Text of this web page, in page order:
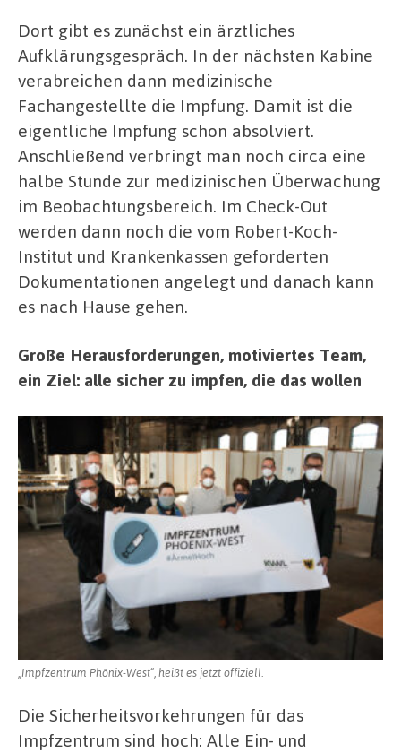
Dort gibt es zunächst ein ärztliches
Aufklärungsgespräch. In der nächsten Kabine
verabreichen dann medizinische
Fachangestellte die Impfung. Damit ist die
eigentliche Impfung schon absolviert.
Anschließend verbringt man noch circa eine
halbe Stunde zur medizinischen Überwachung
im Beobachtungsbereich. Im Check-Out
werden dann noch die vom Robert-Koch-
Institut und Krankenkassen geforderten
Dokumentationen angelegt und danach kann
es nach Hause gehen.
Große Herausforderungen, motiviertes Team,
ein Ziel: alle sicher zu impfen, die das wollen
„Impfzentrum Phönix-West“, heißt es jetzt offiziell.
Die Sicherheitsvorkehrungen für das
Impfzentrum sind hoch: Alle Ein- und